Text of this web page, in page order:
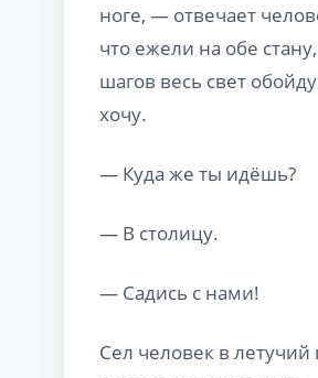
ноге, — отвечает
что ежели на обе
шагов весь свет
хочу.
— Куда же ты идёшь?
— В столицу.
— Садись с нами!
Сел человек в летучий